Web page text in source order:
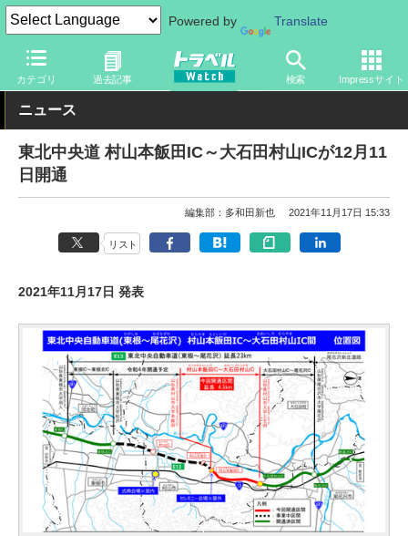
Powered by Translate
カテゴリ 過去記事 検索 Impressサイト
トラベル Watch 地域 国内旅行 東北
ニュース
東北中央道 村山本飯田IC～大石田村山ICが12月11
日開通
編集部：多和田新也 2021年11月17日 15:33
リスト
2021年11月17日 発表